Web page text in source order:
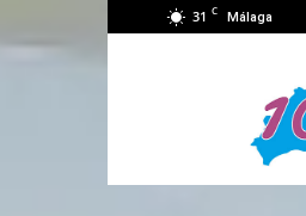
31 C Málaga